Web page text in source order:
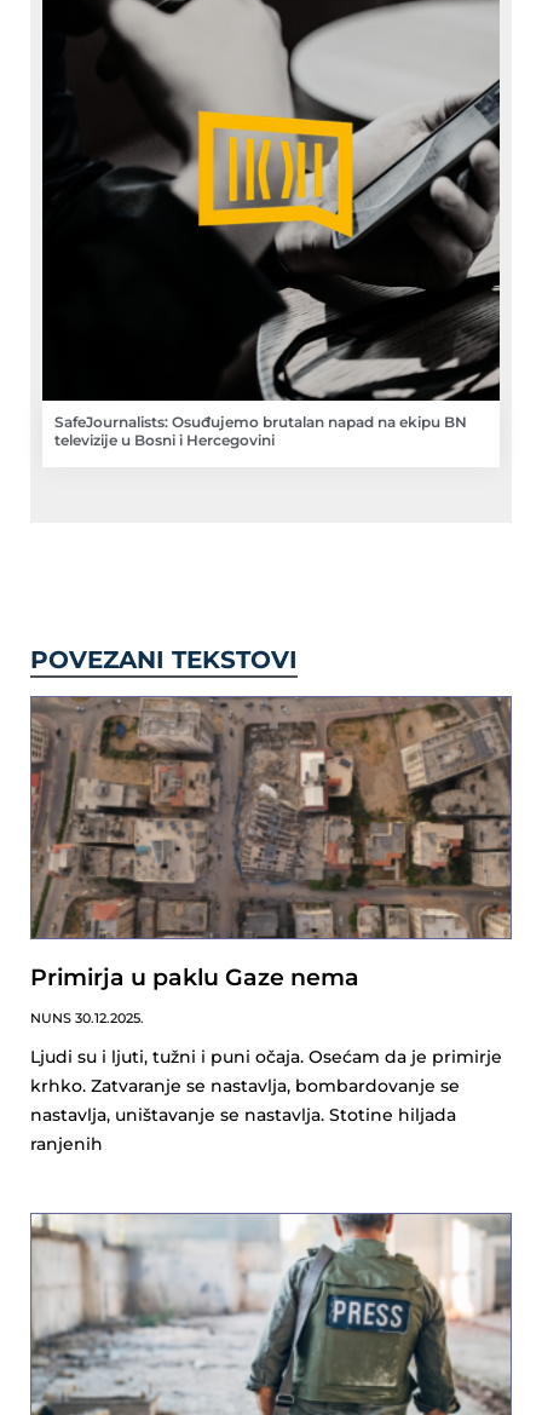
SafeJournalists: Osuđujemo brutalan napad na ekipu BN
televizije u Bosni i Hercegovini
POVEZANI TEKSTOVI
Primirja u paklu Gaze nema
NUNS 30.12.2025.
Ljudi su i ljuti, tužni i puni očaja. Osećam da je primirje
krhko. Zatvaranje se nastavlja, bombardovanje se
nastavlja, uništavanje se nastavlja. Stotine hiljada
ranjenih